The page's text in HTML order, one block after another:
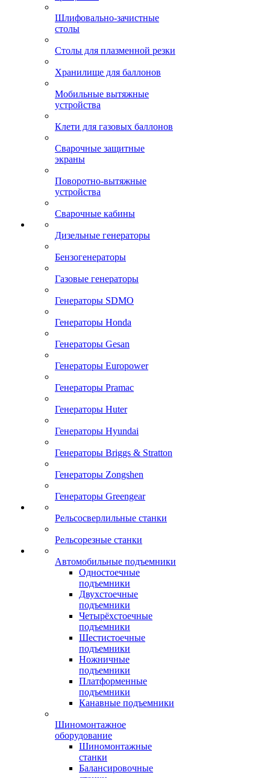
Шлифовально-зачистные
столы
Столы для плазменной резки
Хранилище для баллонов
Мобильные вытяжные
устройства
Клети для газовых баллонов
Сварочные защитные
экраны
Поворотно-вытяжные
устройства
Сварочные кабины
Дизельные генераторы
Бензогенераторы
Газовые генераторы
Генераторы SDMO
Генераторы Honda
Генераторы Gesan
Генераторы Europower
Генераторы Pramac
Генераторы Huter
Генераторы Hyundai
Генераторы Briggs & Stratton
Генераторы Zongshen
Генераторы Greengear
Рельсосверлильные станки
Рельсорезные станки
Автомобильные подъемники
Одностоечные
подъемники
Двухстоечные
подъемники
Четырёхстоечные
подъемники
Шестистоечные
подъемники
Ножничные
подъемники
Платформенные
подъемники
Канавные подъемники
Шиномонтажное
оборудование
Шиномонтажные
станки
Балансировочные